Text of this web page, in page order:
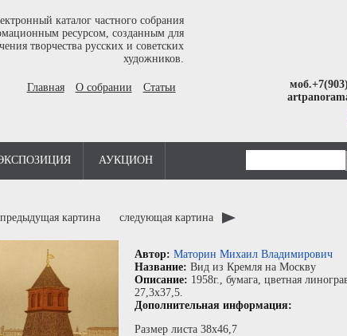
каталог частного собрания
ресурсом, созданным для
творчества русских и советских
художников.
Главная О собрании Статьи
АУКЦИОН
предыдущая картина следующая картина
Автор: Маторин Михаил Владимирович
Название: Вид из Кремля на Москву
Описание: 1958г., бумага, цветная
27,3x37,5.
Дополнительная информация:
Размер листа 38х46,7